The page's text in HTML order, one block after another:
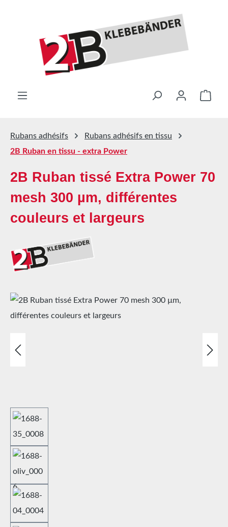
Le
Rubans adhésifs
Rubans adhésifs en tissu
2B Ruban en tissu - extra Power
2B Ruban tissé Extra Power 70
mesh 300 µm, différentes
couleurs et largeurs
Ignorer la galerie d'images